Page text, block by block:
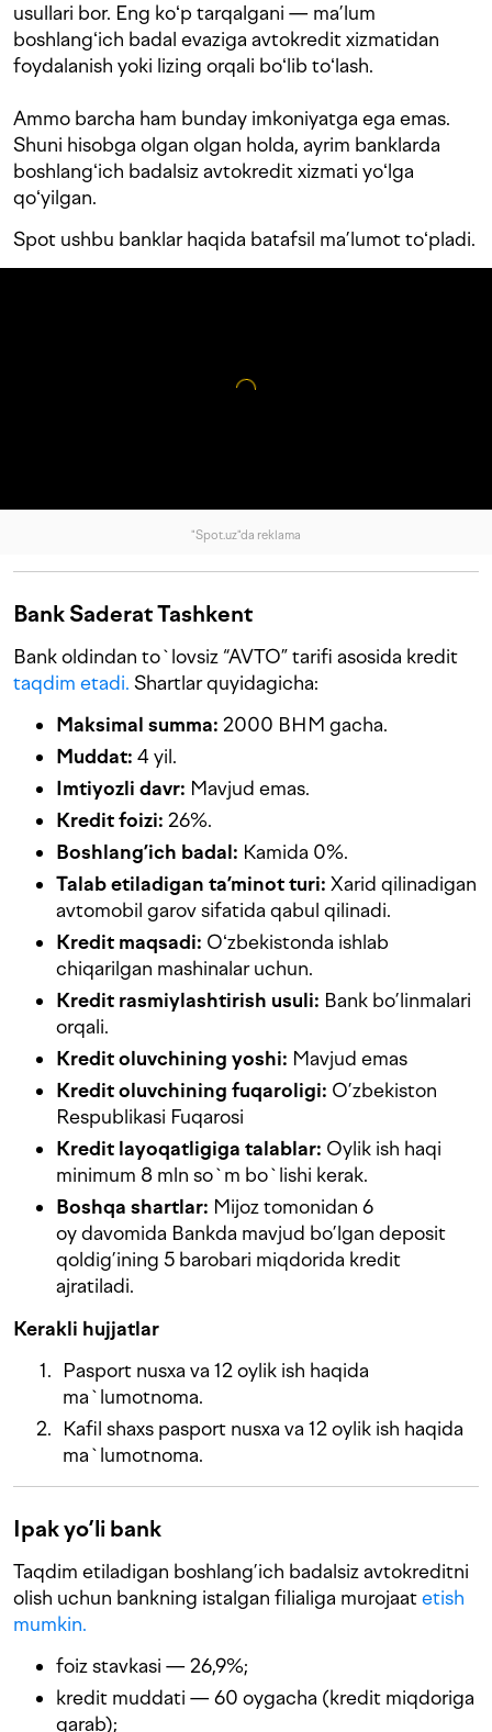
usullari bor. Eng koʻp tarqalgani — ma’lum
boshlangʻich badal evaziga avtokredit xizmatidan
foydalanish yoki lizing orqali boʻlib toʻlash.
Ammo barcha ham bunday imkoniyatga ega emas.
Shuni hisobga olgan olgan holda, ayrim banklarda
boshlangʻich badalsiz avtokredit xizmati yoʻlga
qoʻyilgan.
Spot ushbu banklar haqida batafsil ma’lumot toʻpladi.
"Spot.uz"da reklama
Bank Saderat Tashkent
Bank oldindan to`lovsiz “AVTO” tarifi asosida kredit
taqdim etadi. Shartlar quyidagicha:
Maksimal summa: 2000 BHM gacha.
Muddat: 4 yil.
Imtiyozli davr: Mavjud emas.
Kredit foizi: 26%.
Boshlang’ich badal: Kаmidа 0%.
Talab etiladigan ta’minot turi: Xarid qilinadigan
avtomobil garov sifatida qabul qilinadi.
Kredit maqsadi: Oʻzbekistonda ishlab
chiqarilgan mashinalar uchun.
Kredit rasmiylashtirish usuli: Bank bo’linmalari
orqali.
Kredit oluvchining yoshi: Mavjud emas
Kredit oluvchining fuqaroligi: O’zbekiston
Respublikasi Fuqarosi
Kredit layoqatligiga talablar: Oylik ish haqi
minimum 8 mln so`m bo`lishi kerak.
Boshqa shartlar: Mijoz tomonidan 6
oy davomida Bankda mavjud bo’lgan deposit
qoldig’ining 5 barobari miqdorida kredit
ajratiladi.
Kerakli hujjatlar
Pasport nusxa va 12 oylik ish haqida
ma`lumotnoma.
Kafil shaxs pasport nusxa va 12 oylik ish haqida
ma`lumotnoma.
Ipak yo’li bank
Taqdim etiladigan boshlang’ich badalsiz avtokreditni
olish uchun bankning istalgan filialiga murojaatetish
mumkin.
foiz stavkasi — 26,9%;
kredit muddati — 60 oygacha (kredit miqdoriga
qarab);